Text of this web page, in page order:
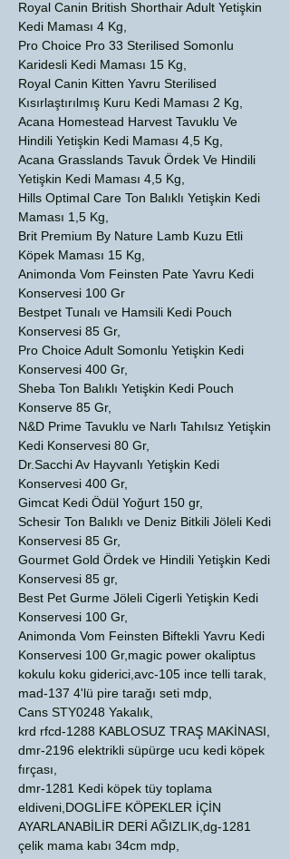
Royal Canin British Shorthair Adult Yetişkin
Kedi Maması 4 Kg,
Pro Choice Pro 33 Sterilised Somonlu
Karidesli Kedi Maması 15 Kg,
Royal Canin Kitten Yavru Sterilised
Kısırlaştırılmış Kuru Kedi Maması 2 Kg,
Acana Homestead Harvest Tavuklu Ve
Hindili Yetişkin Kedi Maması 4,5 Kg,
Acana Grasslands Tavuk Ördek Ve Hindili
Yetişkin Kedi Maması 4,5 Kg,
Hills Optimal Care Ton Balıklı Yetişkin Kedi
Maması 1,5 Kg,
Brit Premium By Nature Lamb Kuzu Etli
Köpek Maması 15 Kg,
Animonda Vom Feinsten Pate Yavru Kedi
Konservesi 100 Gr
Bestpet Tunalı ve Hamsili Kedi Pouch
Konservesi 85 Gr,
Pro Choice Adult Somonlu Yetişkin Kedi
Konservesi 400 Gr,
Sheba Ton Balıklı Yetişkin Kedi Pouch
Konserve 85 Gr,
N&D Prime Tavuklu ve Narlı Tahılsız Yetişkin
Kedi Konservesi 80 Gr,
Dr.Sacchi Av Hayvanlı Yetişkin Kedi
Konservesi 400 Gr,
Gimcat Kedi Ödül Yoğurt 150 gr,
Schesir Ton Balıklı ve Deniz Bitkili Jöleli Kedi
Konservesi 85 Gr,
Gourmet Gold Ördek ve Hindili Yetişkin Kedi
Konservesi 85 gr,
Best Pet Gurme Jöleli Cigerli Yetişkin Kedi
Konservesi 100 Gr,
Animonda Vom Feinsten Biftekli Yavru Kedi
Konservesi 100 Gr,magic power okaliptus
kokulu koku giderici,avc-105 ince telli tarak,
mad-137 4'lü pire tarağı seti mdp,
Cans STY0248 Yakalık,
krd rfcd-1288 KABLOSUZ TRAŞ MAKİNASI,
dmr-2196 elektrikli süpürge ucu kedi köpek
fırçası,
dmr-1281 Kedi köpek tüy toplama
eldiveni,DOGLİFE KÖPEKLER İÇİN
AYARLANABİLİR DERİ AĞIZLIK,dg-1281
çelik mama kabı 34cm mdp,